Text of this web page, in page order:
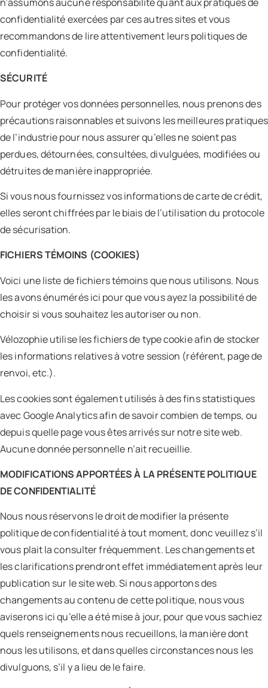
confidentialité exercées par ces autres sites et vous
recommandons de lire attentivement leurs politiques de
confidentialité.
SÉCURITÉ
Pour protéger vos données personnelles, nous prenons des
précautions raisonnables et suivons les meilleures pratiques
de l’industrie pour nous assurer qu’elles ne soient pas
perdues, détournées, consultées, divulguées, modifiées ou
détruites de manière inappropriée.
Si vous nous fournissez vos informations de carte de crédit,
elles seront chiffrées par le biais de l’utilisation du protocole
de sécurisation.
FICHIERS TÉMOINS (COOKIES)
Voici une liste de fichiers témoins que nous utilisons. Nous
les avons énumérés ici pour que vous ayez la possibilité de
choisir si vous souhaitez les autoriser ou non.
Vélozophie utilise les fichiers de type cookie afin de stocker
les informations relatives à votre session (référent, page de
renvoi, etc.).
Les cookies sont également utilisés à des fins statistiques
avec Google Analytics afin de savoir combien de temps, ou
depuis quelle page vous êtes arrivés sur notre site web.
Aucune donnée personnelle n’ait recueillie.
MODIFICATIONS APPORTÉES À LA PRÉSENTE POLITIQUE
DE CONFIDENTIALITÉ
Nous nous réservons le droit de modifier la présente
politique de confidentialité à tout moment, donc veuillez s’il
vous plait la consulter fréquemment. Les changements et
les clarifications prendront effet immédiatement après leur
publication sur le site web. Si nous apportons des
changements au contenu de cette politique, nous vous
aviserons ici qu’elle a été mise à jour, pour que vous sachiez
quels renseignements nous recueillons, la manière dont
nous les utilisons, et dans quelles circonstances nous les
divulguons, s’il y a lieu de le faire.